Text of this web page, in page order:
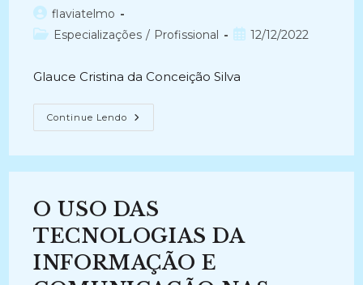
Autor
do
flaviatelmo
Categoria
Especializações / Profissional
Post12/12/2022
Glauce Cristina da Conceição Silva
Continue Lendo NOVAS
TECNOLOGIAS
SUPORTE
DE
ARQUIVOS
(2001-
2002)
O USO DAS
TECNOLOGIAS DA
INFORMAÇÃO E